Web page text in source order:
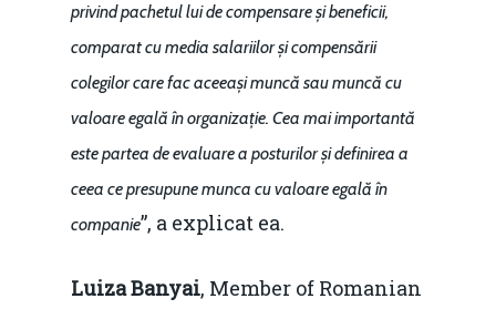
privind pachetul lui de compensare și beneficii,
comparat cu media salariilor și compensării
colegilor care fac aceeași muncă sau muncă cu
valoare egală în organizație. Cea mai importantă
este partea de evaluare a posturilor și definirea a
ceea ce presupune munca cu valoare egală în
companie”, a explicat ea.
Luiza Banyai, Member of Romanian